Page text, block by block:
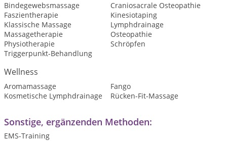
Bindegewebsmassage
Craniosacrale Osteopathie
Faszientherapie
Kinesiotaping
Klassische Massage
Lymphdrainage
Massagetherapie
Osteopathie
Physiotherapie
Schröpfen
Triggerpunkt-Behandlung
Wellness
Aromamassage
Fango
Kosmetische Lymphdrainage
Rücken-Fit-Massage
Sonstige, ergänzenden Methoden:
EMS-Training